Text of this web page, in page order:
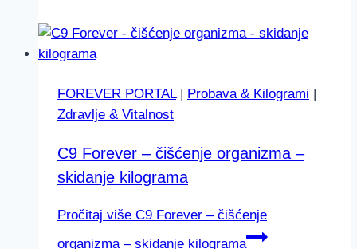
FOREVER PORTAL| Probava & Kilogrami
Zdravlje & Vitalnost
C9 Forever – čišćenje organizma –
skidanje kilograma
Pročitaj više C9 Forever – čišćenje
organizma – skidanje kilograma